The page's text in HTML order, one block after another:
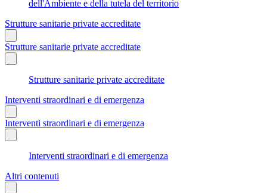
dell'Ambiente e della tutela del territorio
Strutture sanitarie private accreditate
Strutture sanitarie private accreditate
Strutture sanitarie private accreditate
Interventi straordinari e di emergenza
Interventi straordinari e di emergenza
Interventi straordinari e di emergenza
Altri contenuti